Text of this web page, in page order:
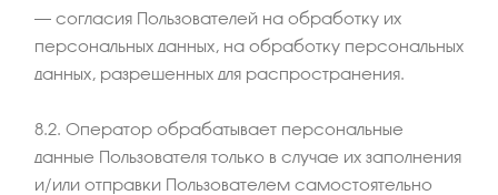
– согласия Пользователей на обработку их
персональных данных, на обработку персональных
данных, разрешенных для распространения.
8.2. Оператор обрабатывает персональные
данные Пользователя только в случае их заполнения
и/или отправки Пользователем самостоятельно